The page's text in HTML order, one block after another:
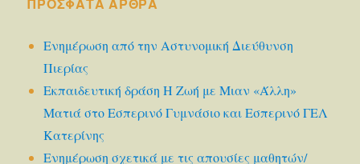
Ενημέρωση από την Αστυνομική Διεύθυνση
Πιερίας
Εκπαιδευτική δράση Η Ζωή με Μιαν «Άλλη»
Ματιά στο Εσπερινό Γυμνάσιο και Εσπερινό ΓΕΛ
Κατερίνης
Ενημέρωση σχετικά με τις απουσίες μαθητών/